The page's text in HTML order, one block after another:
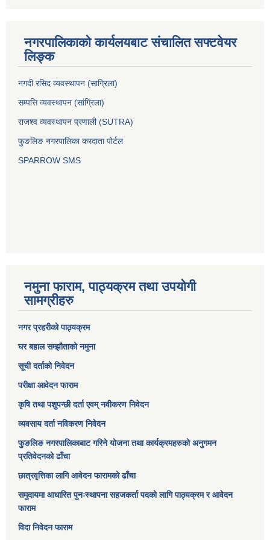
नगरपालिकाको कार्यलयबाट संचालित सफ्टवेयर
लिङ्क
नगदी रसिद व्यवस्थापन (साग्रिला)
सम्पत्ति व्यवस्थापन (सांग्रिला)
राजश्व व्यवस्थापन प्रणाली (SUTRA)
फुङलिङ नगरपालिका करदाता पोर्टल
SPARROW SMS
नमुना फाराम, पाठ्यक्रम तथा उपयोगी
सामग्रीहरु
नगर प्रहरीको पाठ्यक्रम
घर बहाल सम्झौताको नमुना
सूची दर्ताको निवेदन
परीक्षा आवेदन फाराम
कृषि तथा पशुपन्छी दर्ता एवम् नवीकरण निवेदन
व्यवसाय दर्ता नविकरण निवेदन
फुङलिङ नगरपालिकाबाट गरिने योजना तथा कार्यक्रमहरुको अनुगमन
प्रतिवेदनको ढाँचा
छात्रवृत्तिका लागि आवेदन फारामको ढाँचा
समुदायमा आधारित पुनःस्थापना सहजकर्ता पदको लागि पाठ्यक्रम र आवेदन
फाराम
विदा निवेदन फाराम